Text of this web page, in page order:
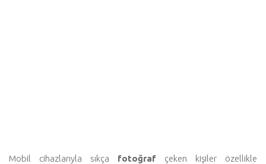
Mobil cihazlarıyla sıkça fotoğraf çeken kişiler özellikle